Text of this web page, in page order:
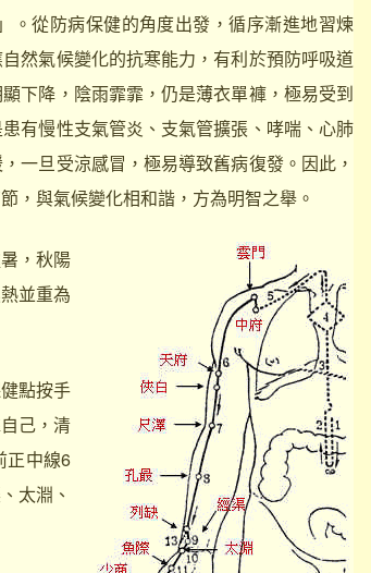
。從防病保健的角度出發，循序漸進地習煉
然氣候變化的抗寒能力，有利於預防呼吸道
下降，陰雨霏霏，仍是薄衣單褲，極易受到
有慢性支氣管炎、支氣管擴張、哮喘、心肺
一旦受涼感冒，極易導致舊病復發。因此，
，與氣候變化相和諧，方為明智之舉。
，秋陽
並重為
點按手
己，清
正中線6
太淵、